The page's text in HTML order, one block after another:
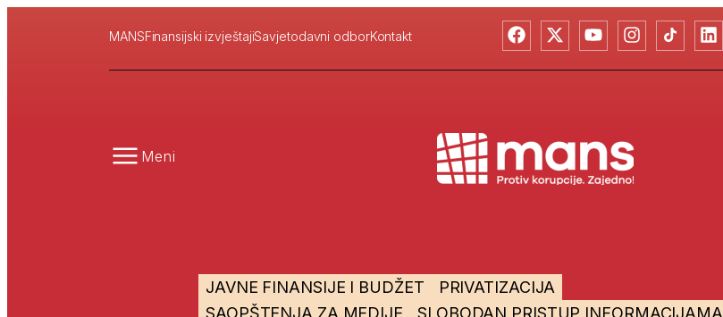
MANSFinansijski izvještajiSavjetodavni odborKontakt
Meni
JAVNE FINANSIJE I BUDŽET
PRIVATIZACIJA
SAOPŠTENJA ZA MEDIJE
SLOBODAN PRISTUP INFORMACIJAMA